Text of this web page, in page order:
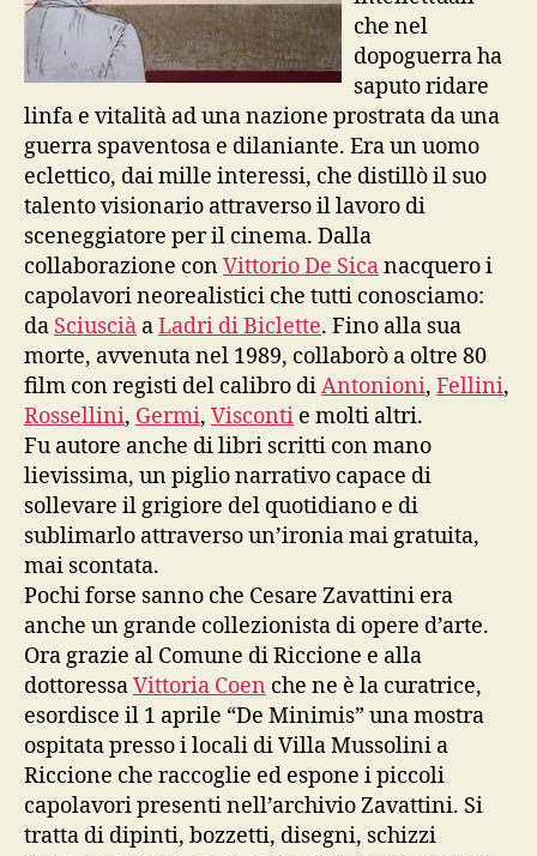
Riccione
che nel
dopoguerra ha
saputo ridare
linfa e vitalità ad una nazione prostrata da una
guerra spaventosa e dilaniante. Era un uomo
eclettico, dai mille interessi, che distillò il suo
talento visionario attraverso il lavoro di
sceneggiatore per il cinema. Dalla
collaborazione conVittorio De Sicanacquero i
capolavori neorealistici che tutti conosciamo:
da Sciuscià aLadri di Biclette. Fino alla sua
morte, avvenuta nel 1989, collaborò a oltre 80
film con registi del calibro diAntonioni, Fellini,
Rossellini, Germi, Visconti e molti altri.
Fu autore anche di libri scritti con mano
lievissima, un piglio narrativo capace di
sollevare il grigiore del quotidiano e di
sublimarlo attraverso un’ironia mai gratuita,
mai scontata.
Pochi forse sanno che Cesare Zavattini era
anche un grande collezionista di opere d’arte.
Ora grazie al Comune di Riccione e alla
dottoressaVittoria Coen che ne è la curatrice,
esordisce il 1 aprile “De Minimis” una mostra
ospitata presso i locali di Villa Mussolini a
Riccione che raccoglie ed espone i piccoli
capolavori presenti nell’archivio Zavattini. Si
tratta di dipinti, bozzetti, disegni, schizzi